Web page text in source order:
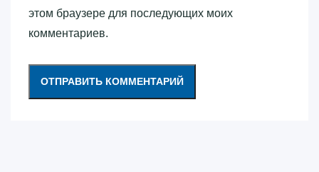
этом браузере для последующих моих
комментариев.